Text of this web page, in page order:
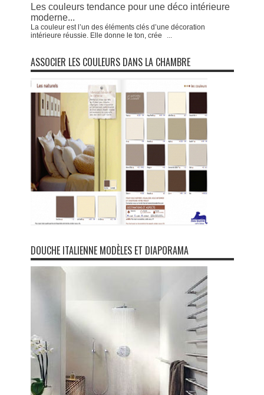
Les couleurs tendance pour une déco intérieure
moderne...
La couleur est l’un des éléments clés d’une décoration
intérieure réussie. Elle donne le ton, crée
...
ASSOCIER LES COULEURS DANS LA CHAMBRE
DOUCHE ITALIENNE MODÈLES ET DIAPORAMA